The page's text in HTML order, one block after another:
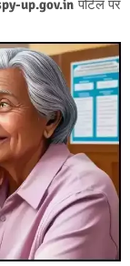
up.gov.in पोर्टल पर